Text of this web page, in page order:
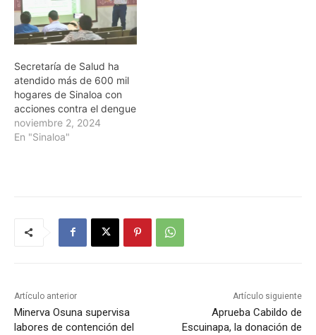
Secretaría de Salud ha
atendido más de 600 mil
hogares de Sinaloa con
acciones contra el dengue
noviembre 2, 2024
En "Sinaloa"
Artículo anterior
Minerva Osuna supervisa
labores de contención del
Artículo siguiente
Aprueba Cabildo de
Escuinapa, la donación de